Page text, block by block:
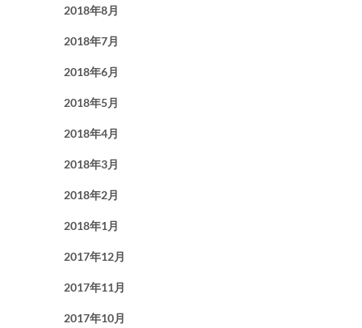
2018年8月
2018年7月
2018年6月
2018年5月
2018年4月
2018年3月
2018年2月
2018年1月
2017年12月
2017年11月
2017年10月